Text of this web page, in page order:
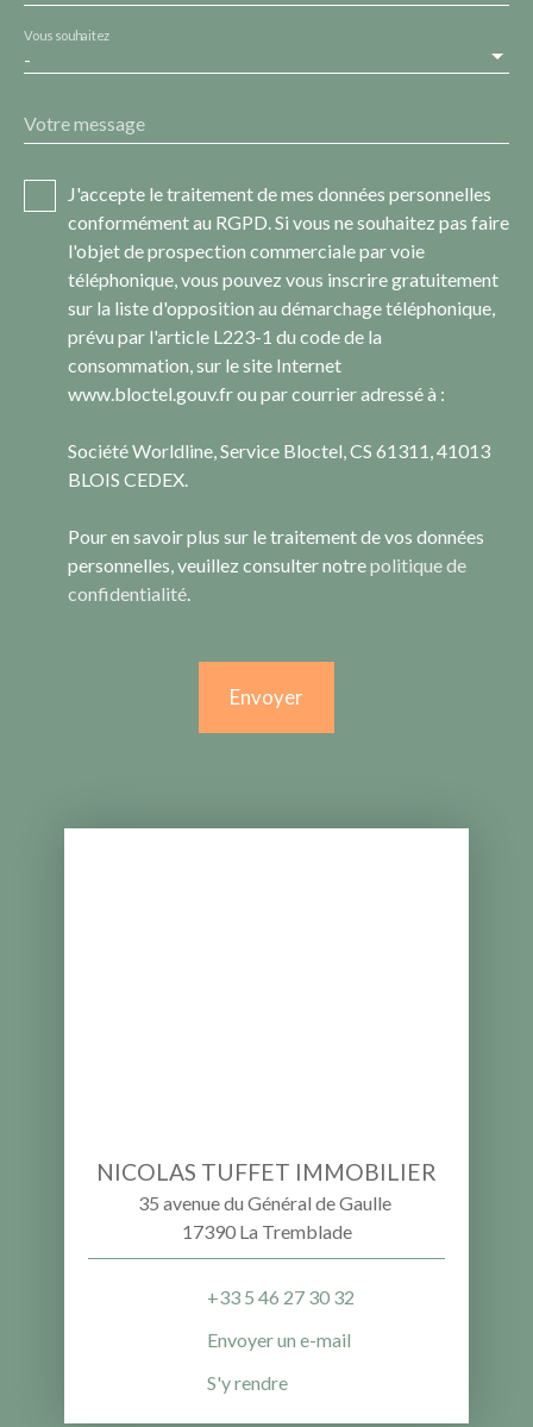
-
Vous souhaitez
Votre message
J'accepte le traitement de mes données personnelles
conformément au RGPD. Si vous ne souhaitez pas faire
l'objet de prospection commerciale par voie
téléphonique, vous pouvez vous inscrire gratuitement
sur la liste d'opposition au démarchage téléphonique,
prévu par l'article L223-1 du code de la
consommation, sur le site Internet
www.bloctel.gouv.fr ou par courrier adressé à :
Société Worldline, Service Bloctel, CS 61311, 41013
BLOIS CEDEX.
Pour en savoir plus sur le traitement de vos données
personnelles, veuillez consulter notrepolitique de
confidentialité
Envoyer
NICOLAS TUFFET IMMOBILIER
35 avenue du Général de Gaulle
17390 La Tremblade
+33 5 46 27 30 32
Envoyer un e-mail
S'y rendre